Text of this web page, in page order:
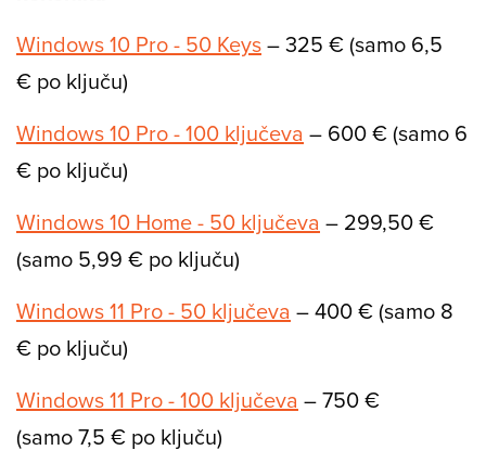
Windows 10 Pro - 50 Keys– 325 € (samo 6,5
€ po ključu)
Windows 10 Pro - 100 ključeva – 600 € (samo 6
€ po ključu)
Windows 10 Home - 50 ključeva – 299,50 €
(samo 5,99 € po ključu)
Windows 11 Pro - 50 ključeva – 400 € (samo 8
€ po ključu)
Windows 11 Pro - 100 ključeva – 750 €
(samo 7,5 € po ključu)